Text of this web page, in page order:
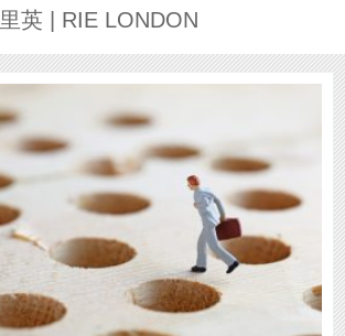
里英 | RIE LONDON